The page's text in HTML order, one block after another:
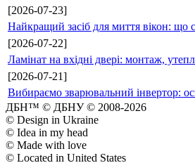
[2026-07-23]
Найкращий засіб для миття вікон: що
[2026-07-22]
Ламінат на вхідні двері: монтаж,
[2026-07-21]
Вибираємо зварювальний інвертор:
ДБН™ © ДБНУ © 2008-2026
© Design in Ukraine
© Idea in my head
© Made with love
© Located in United States